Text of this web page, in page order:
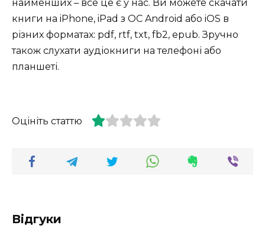
найменших – все це є у нас. Ви можете скачати
книги на iPhone, iPad з ОС Android або iOS в
різних форматах: pdf, rtf, txt, fb2, epub. Зручно
також слухати аудіокниги на телефоні або
планшеті.
Оцініть статтю
Відгуки